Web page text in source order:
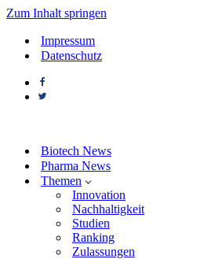
Zum Inhalt springen
Impressum
Datenschutz
Biotech News
Pharma News
Themen
Innovation
Nachhaltigkeit
Studien
Ranking
Zulassungen